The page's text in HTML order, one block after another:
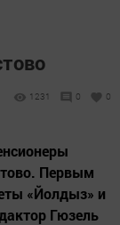
1231 0 0
Первым
«Йолдыз» и
Гюзель